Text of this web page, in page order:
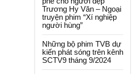
Trương Hy Văn – Ngoại
truyện phim “Xí nghiệp
người hùng”
Những bộ phim TVB dự
kiến phát sóng trên kênh
SCTV9 tháng 9/2024